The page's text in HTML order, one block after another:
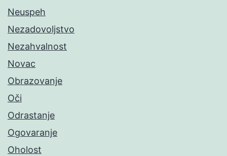
Neuspeh
Nezadovoljstvo
Nezahvalnost
Novac
Obrazovanje
Oči
Odrastanje
Ogovaranje
Oholost